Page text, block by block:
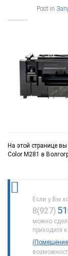
Post in
На этой странице
Color M281 в
Если у Вы
8(927)
можно
приходите